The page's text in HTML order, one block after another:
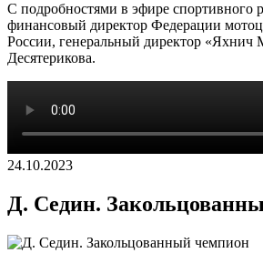
С подробностями в эфире
финансовый директор Федерации
России, генеральный директор «Яхнич
Десятерикова.
24.10.2023
Д. Седин.